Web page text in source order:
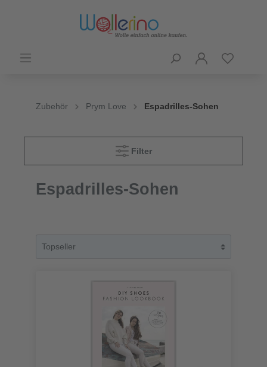
Zubehör Prym Love Espadrilles-Sohen
Filter
Espadrilles-Sohen